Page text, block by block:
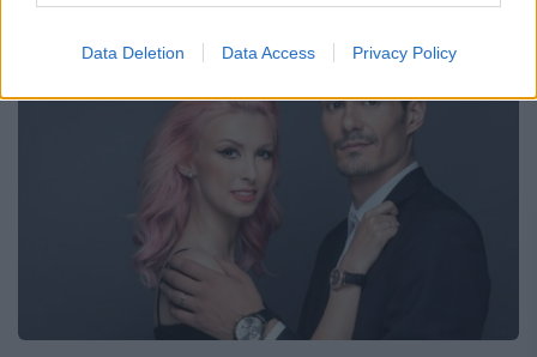
Data Deletion Data Access Privacy Policy